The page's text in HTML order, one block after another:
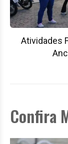
Atividades
Confira